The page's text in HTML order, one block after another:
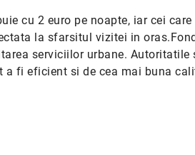
cu 2 euro pe noapte, iar cei care
la sfarsitul vizitei in
serviciilor urbane. Autoritatile
a fi eficient si de cea mai buna